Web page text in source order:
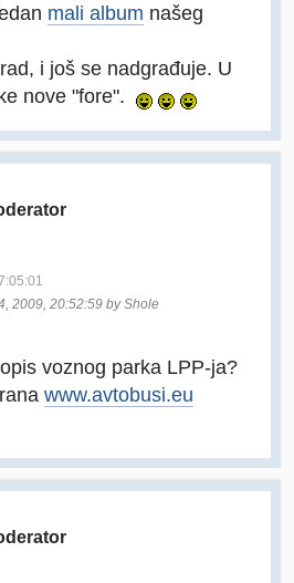
mali album našeg
i još se nadgrađuje. U
nove "fore".
2009, 20:52:59 by Shole
voznog parka LPP-ja?
www.avtobusi.eu